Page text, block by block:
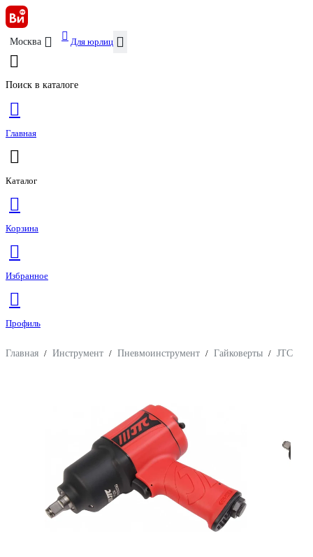
Москва Для юрлиц
Поиск в каталоге
Главная
Каталог
Корзина
Избранное
Профиль
Главная / Инструмент / Пневмоинструмент / Гайковерты / JTC